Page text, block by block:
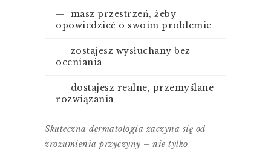
— masz przestrzeń, żeby
opowiedzieć o swoim problemie
— zostajesz wysłuchany bez
oceniania
— dostajesz realne, przemyślane
rozwiązania
Skuteczna dermatologia zaczyna się od
zrozumienia przyczyny – nie tylko